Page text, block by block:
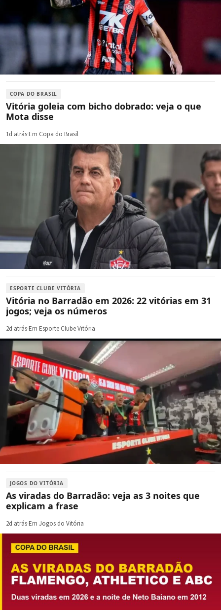
COPA DO BRASIL
Vitória goleia com bicho dobrado: veja o que
Mota disse
1d atrás·Em Copa do Brasil
ESPORTE CLUBE VITÓRIA
Vitória no Barradão em 2026: 22 vitórias em 31
jogos; veja os números
2d atrás·Em Esporte Clube Vitória
JOGOS DO VITÓRIA
As viradas do Barradão: veja as 3 noites que
explicam a frase
2d atrás·Em Jogos do Vitória